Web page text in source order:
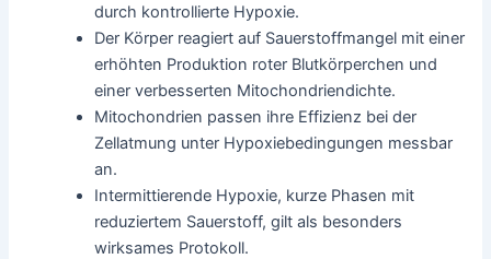
durch kontrollierte Hypoxie.
Der Körper reagiert auf Sauerstoffmangel mit einer
erhöhten Produktion roter Blutkörperchen und
einer verbesserten Mitochondriendichte.
Mitochondrien passen ihre Effizienz bei der
Zellatmung unter Hypoxiebedingungen messbar
an.
Intermittierende Hypoxie, kurze Phasen mit
reduziertem Sauerstoff, gilt als besonders
wirksames Protokoll.